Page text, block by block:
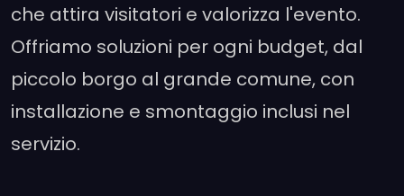
che attira visitatori e valorizza l'evento.
Offriamo soluzioni per ogni budget, dal
piccolo borgo al grande comune, con
installazione e smontaggio inclusi nel
servizio.